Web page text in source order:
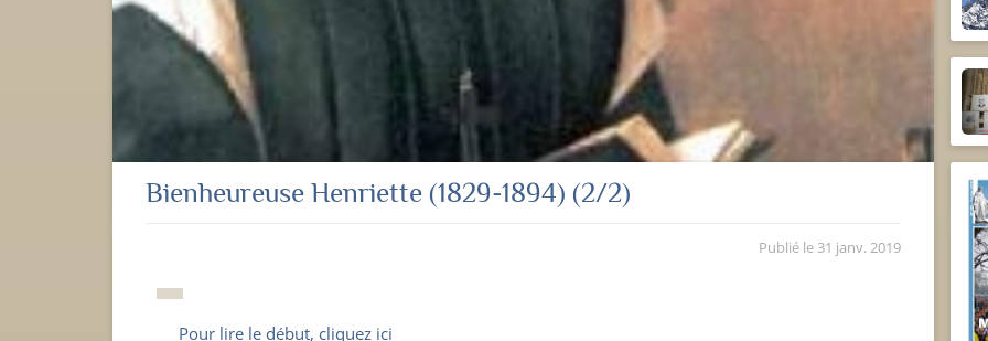
Bienheureuse Henriette (1829-1894) (2/2)
Publié le 31 janv. 2019
Pour lire le début, cliquez ici